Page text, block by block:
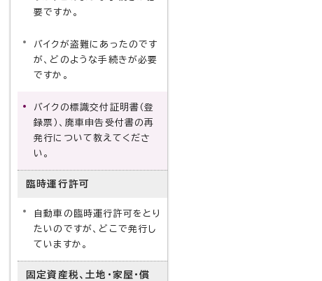
要ですか。
バイクが盗難にあったのです
が、どのような手続きが必要
ですか。
バイクの標識交付証明書（登
録票）、廃車申告受付書の再
発行について教えてくださ
い。
臨時運行許可
自動車の臨時運行許可をとり
たいのですが、どこで発行し
ていますか。
固定資産税、土地・家屋・償